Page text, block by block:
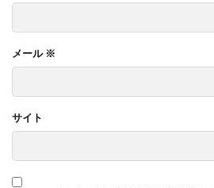
メール ※
サイト